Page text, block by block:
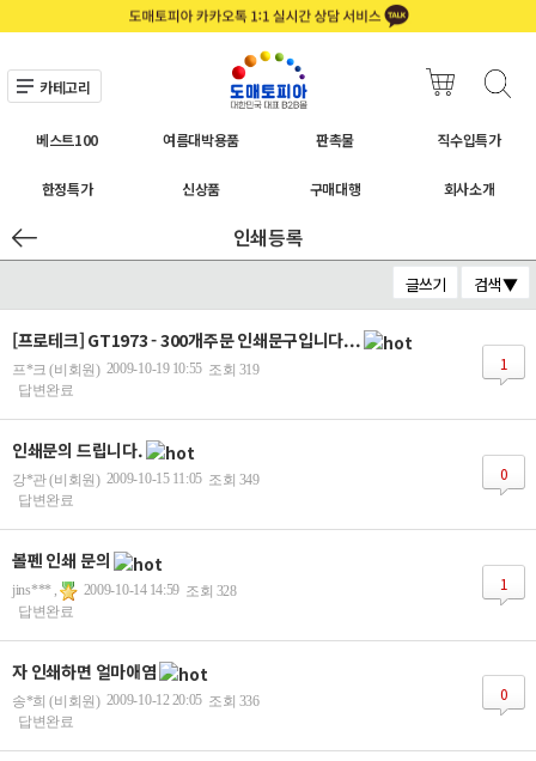
카테고리
베스트100 여름대박용품 판촉물 직수입특가
한정특가 신상품 구매대행 회사소개
인쇄등록
글쓰기 검색 ▼
[프로테크] GT1973 - 300개주문 인쇄문구입니다...
프*크 (비회원) 2009-10-19 10:55 조회 319
답변완료
1
인쇄문의 드립니다.
강*관 (비회원) 2009-10-15 11:05 조회 349
답변완료
0
볼펜 인쇄 문의
jins*** , 2009-10-14 14:59 조회 328
답변완료
1
자 인쇄하면 얼마애염
송*희 (비회원) 2009-10-12 20:05 조회 336
답변완료
0